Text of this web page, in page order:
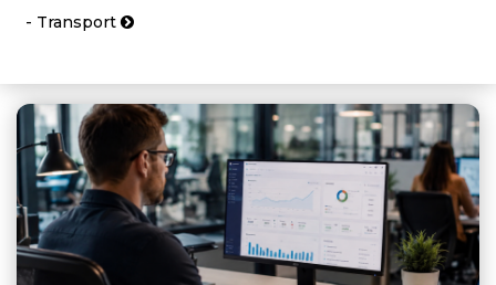
- Transport